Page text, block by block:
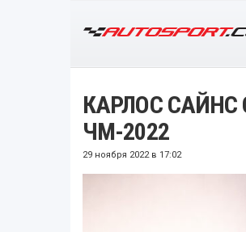
КАРЛОС
ЧМ-2022
29 ноября 2022 в 17:02